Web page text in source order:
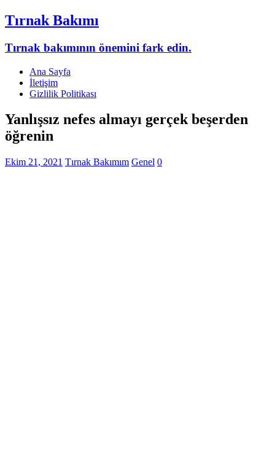
Tırnak Bakımı
Tırnak bakımının önemini fark edin.
Ana Sayfa
İletişim
Gizlilik Politikası
Yanlışsız nefes almayı gerçek beşerden
öğrenin
Ekim 21, 2021 Tırnak Bakımım Genel 0